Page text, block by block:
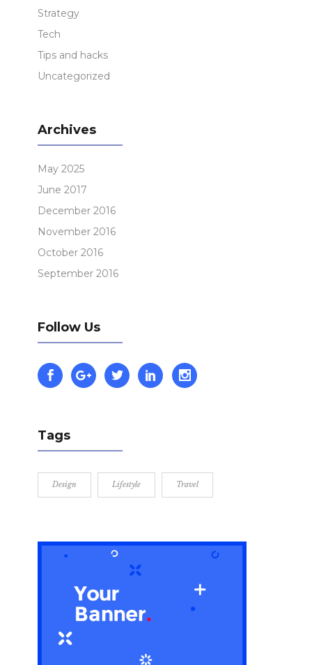
Strategy
Tech
Tips and hacks
Uncategorized
Archives
May 2025
June 2017
December 2016
November 2016
October 2016
September 2016
Follow Us
Tags
Design Lifestyle Travel